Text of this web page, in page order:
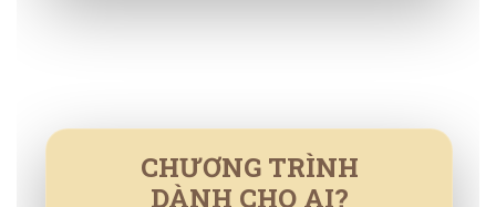
CHƯƠNG TRÌNH
DÀNH CHO AI?